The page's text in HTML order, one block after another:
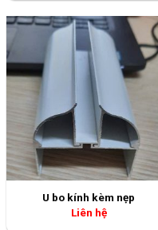
U bo kính kèm nẹp
Liên hệ